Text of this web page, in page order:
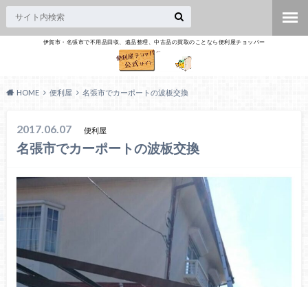
伊賀市・名張市で不用品回収、遺品整理、中古品の買取のことなら便利屋チョッパー
HOME 便利屋 名張市でカーポートの波板交換
2017.06.07 便利屋
名張市でカーポートの波板交換